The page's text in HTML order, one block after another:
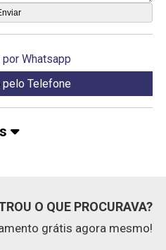
Whatsapp
pelo Telefone
O QUE PROCURAVA?
grátis agora mesmo!